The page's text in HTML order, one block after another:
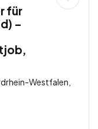
für
–
Westfalen,